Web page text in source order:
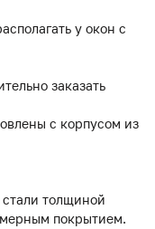
у окон с
заказать
с корпусом из
толщиной
покрытием.